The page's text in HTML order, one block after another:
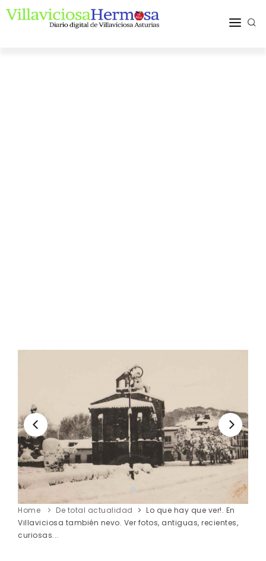
Home De total actualidad
Lo que hay que ver!. En
Villaviciosa también nevo. Ver fotos, antiguas, recientes,
curiosas...